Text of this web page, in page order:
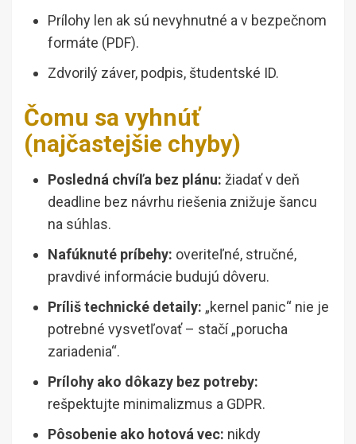
Prílohy len ak sú nevyhnutné a v bezpečnom
formáte (PDF).
Zdvorilý záver, podpis, študentské ID.
Čomu sa vyhnúť
(najčastejšie chyby)
Posledná chvíľa bez plánu: žiadať v deň
deadline bez návrhu riešenia znižuje šancu
na súhlas.
Nafúknuté príbehy: overiteľné, stručné,
pravdivé informácie budujú dôveru.
Príliš technické detaily: „kernel panic“ nie je
potrebné vysvetľovať – stačí „porucha
zariadenia“.
Prílohy ako dôkazy bez potreby:
rešpektujte minimalizmus a GDPR.
Pôsobenie ako hotová vec: nikdy